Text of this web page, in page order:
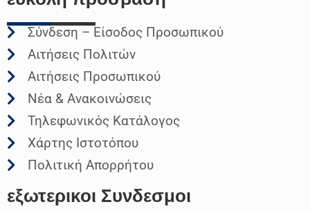
Σύνδεση – Είσοδος Προσωπικού
Αιτήσεις Πολιτών
Αιτήσεις Προσωπικού
Νέα & Ανακοινώσεις
Τηλεφωνικός Κατάλογος
Χάρτης Ιστοτόπου
Πολιτική Απορρήτου
εξωτερικοι Συνδεσμοι